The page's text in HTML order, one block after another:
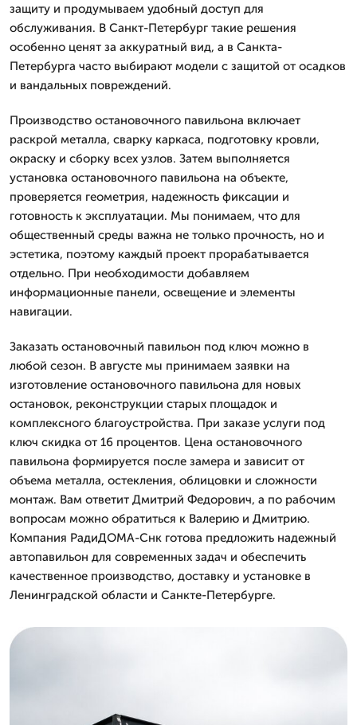
защиту и продумываем удобный доступ для
обслуживания. В Санкт-Петербург такие решения
особенно ценят за аккуратный вид, а в Санкта-
Петербурга часто выбирают модели с защитой от осадков
и вандальных повреждений.
Производство остановочного павильона включает
раскрой металла, сварку каркаса, подготовку кровли,
окраску и сборку всех узлов. Затем выполняется
установка остановочного павильона на объекте,
проверяется геометрия, надежность фиксации и
готовность к эксплуатации. Мы понимаем, что для
общественный среды важна не только прочность, но и
эстетика, поэтому каждый проект прорабатывается
отдельно. При необходимости добавляем
информационные панели, освещение и элементы
навигации.
Заказать остановочный павильон под ключ можно в
любой сезон. В августе мы принимаем заявки на
изготовление остановочного павильона для новых
остановок, реконструкции старых площадок и
комплексного благоустройства. При заказе услуги под
ключ скидка от 16 процентов. Цена остановочного
павильона формируется после замера и зависит от
объема металла, остекления, облицовки и сложности
монтаж. Вам ответит Дмитpий Федорович, а по рабочим
вопросам можно обратиться к Валерию и Дмитрию.
Компания РадиДОМА-Снк готова предложить надежный
автопавильон для современных задач и обеспечить
качественное производство, доставку и установке в
Ленинградской области и Санкте-Петербурге.